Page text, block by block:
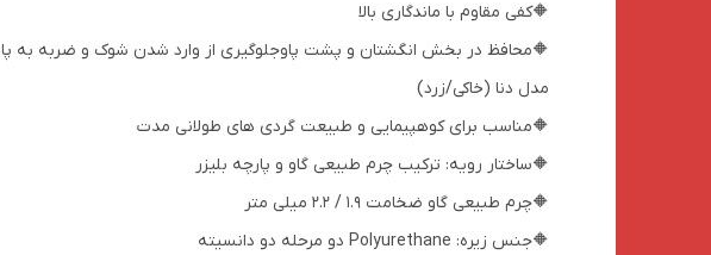
🔶کفی مقاوم با ماندگاری بالا
🔶محافظ در بخش انگشتان و پشت پاوجلوگیری از وارد شدن شوک و ضربه به پا
مدل دنا (خاکی/زرد)
🔶مناسب برای کوهپیمایی و طبیعت گردی های طولانی مدت
🔶ساختار رویه: ترکیب چرم طبیعی گاو و پارچه بلیزر
🔶چرم طبیعی گاو ضخامت 1.9 / 2.2 میلی متر
🔶جنس زیره: Polyurethane دو مرحله دو دانسیته